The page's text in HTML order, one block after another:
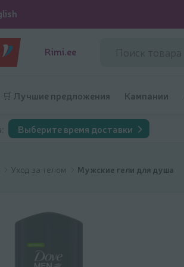
Rimi.ee
🛒 Лучшие предложения Кампании
Выберите время доставки
Уход за телом Мужские гели для душа